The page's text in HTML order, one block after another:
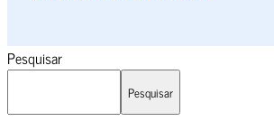
Pesquisar
Pesquisar